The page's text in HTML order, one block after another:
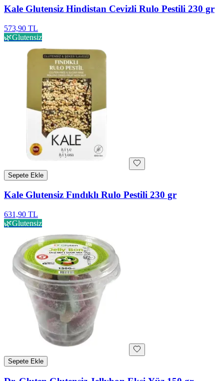
Kale Glutensiz Hindistan Cevizli Rulo Pestili 230 gr
573,90 TL
🌿Glutensiz
Sepete Ekle
Kale Glutensiz Fındıklı Rulo Pestili 230 gr
631,90 TL
🌿Glutensiz
Sepete Ekle